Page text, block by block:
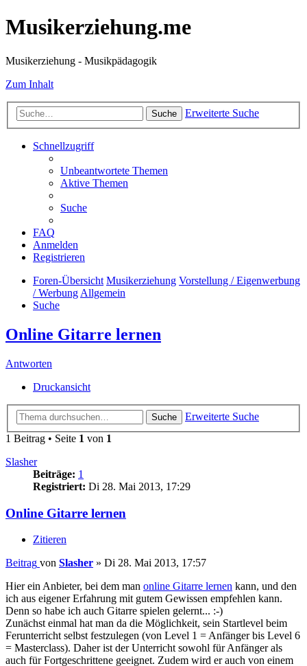
Musikerziehung.me
Musikerziehung - Musikpädagogik
Zum Inhalt
Suche Erweiterte Suche
Schnellzugriff
Unbeantwortete Themen
Aktive Themen
Suche
FAQ
Anmelden
Registrieren
Foren-Übersicht Musikerziehung Vorstellung / Eigenwerbung
/ WerbungAllgemein
Suche
Online Gitarre lernen
Antworten
Druckansicht
Suche
Erweiterte Suche
1 Beitrag • Seite 1 von 1
Slasher
Beiträge: 1
Registriert: Di 28. Mai 2013, 17:29
Online Gitarre lernen
Zitieren
Beitrag von Slasher » Di 28. Mai 2013, 17:57
Hier ein Anbieter, bei dem man online Gitarre lernen kann, und den
ich aus eigener Erfahrung mit gutem Gewissen empfehlen kann.
Denn so habe ich auch Gitarre spielen gelernt... :-)
Zunächst einmal hat man da die Möglichkeit, sein Startlevel beim
Ferunterricht selbst festzulegen (von Level 1 = Anfänger bis Level 6
= Masterclass). Daher ist der Unterricht sowohl für Anfänger als
auch für Fortgeschrittene geeignet. Zudem wird er auch von einem